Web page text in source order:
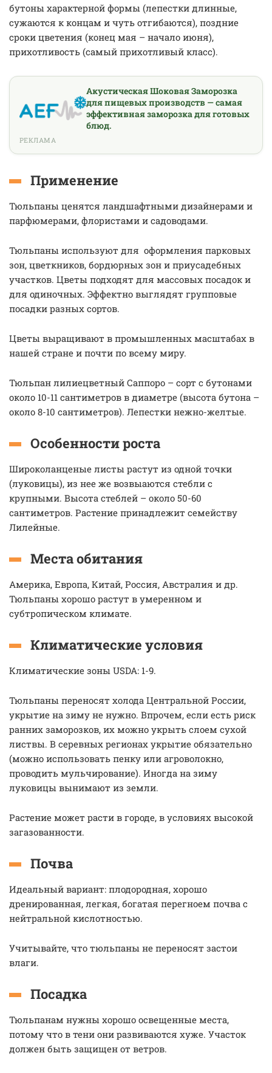
бутоны характерной формы (лепестки длинные,
сужаются к концам и чуть отгибаются), поздние
сроки цветения (конец мая – начало июня),
прихотливость (самый прихотливый класс).
Акустическая Шоковая Заморозка
для пищевых производств — самая
эффективная заморозка для готовых
блюд.
РЕКЛАМА
Применение
Тюльпаны ценятся ландшафтными дизайнерами и
парфюмерами, флористами и садоводами.
Тюльпаны используют для оформления парковых
зон, цветкников, бордюрных зон и приусадебных
участков. Цветы подходят для массовых посадок и
для одиночных. Эффектно выглядят групповые
посадки разных сортов.
Цветы выращивают в промышленных масштабах в
нашей стране и почти по всему миру.
Тюльпан лилиецветный Саппоро – сорт с бутонами
около 10-11 сантиметров в диаметре (высота бутона –
около 8-10 сантиметров). Лепестки нежно-желтые.
Особенности роста
Широколанценые листы растут из одной точки
(луковицы), из нее же возвыаются стебли с
крупными. Высота стеблей – около 50-60
сантиметров. Растение принадлежит семейству
Лилейные.
Места обитания
Америка, Европа, Китай, Россия, Австралия и др.
Тюльпаны хорошо растут в умеренном и
субтропическом климате.
Климатические условия
Климатические зоны USDA: 1-9.
Тюльпаны переносят холода Центральной России,
укрытие на зиму не нужно. Впрочем, если есть риск
ранних заморозков, их можно укрыть слоем сухой
листвы. В серевных регионах укрытие обязательно
(можно использовать пенку или агроволокно,
проводить мульчирование). Иногда на зиму
луковицы вынимают из земли.
Растение может расти в городе, в условиях высокой
загазованности.
Почва
Идеальный вариант: плодородная, хорошо
дренированная, легкая, богатая перегноем почва с
нейтральной кислотностью.
Учитывайте, что тюльпаны не переносят застои
влаги.
Посадка
Тюльпанам нужны хорошо освещенные места,
потому что в тени они развиваются хуже. Участок
должен быть защищен от ветров.